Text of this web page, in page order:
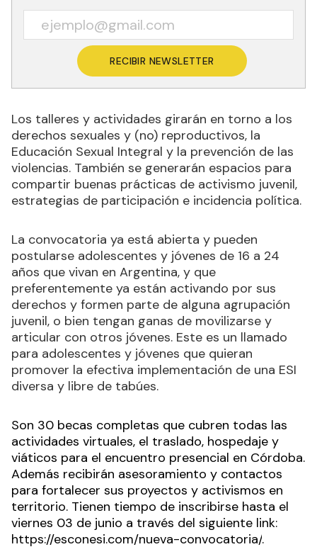
RECIBIR NEWSLETTER
Los talleres y actividades girarán en torno a los
derechos sexuales y (no) reproductivos, la
Educación Sexual Integral y la prevención de las
violencias. También se generarán espacios para
compartir buenas prácticas de activismo juvenil,
estrategias de participación e incidencia política.
La convocatoria ya está abierta y pueden
postularse adolescentes y jóvenes de 16 a 24
años que vivan en Argentina, y que
preferentemente ya están activando por sus
derechos y formen parte de alguna agrupación
juvenil, o bien tengan ganas de movilizarse y
articular con otros jóvenes. Este es un llamado
para adolescentes y jóvenes que quieran
promover la efectiva implementación de una ESI
diversa y libre de tabúes.
Son 30 becas completas que cubren todas las
actividades virtuales, el traslado, hospedaje y
viáticos para el encuentro presencial en Córdoba.
Además recibirán asesoramiento y contactos
para fortalecer sus proyectos y activismos en
territorio. Tienen tiempo de inscribirse hasta el
viernes 03 de junio a través del siguiente link:
https://esconesi.com/nueva-convocatoria/.